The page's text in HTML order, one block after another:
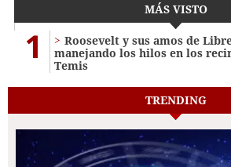
MÁS VISTO
1
Roosevelt y sus amos de
manejando los hilos en los
Temis
TRENDING